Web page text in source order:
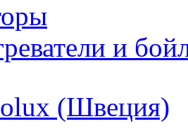
и
(Швеция)